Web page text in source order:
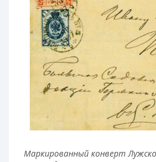
Маркированный конверт